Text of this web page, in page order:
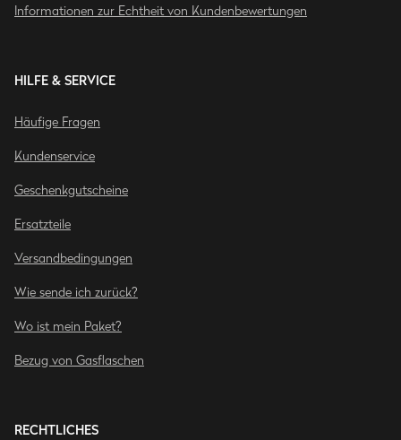
Informationen zur Echtheit von Kundenbewertungen
HILFE & SERVICE
Häufige Fragen
Kundenservice
Geschenkgutscheine
Ersatzteile
Versandbedingungen
Wie sende ich zurück?
Wo ist mein Paket?
Bezug von Gasflaschen
RECHTLICHES